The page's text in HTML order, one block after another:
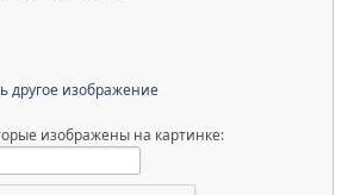
другое изображение
изображены на картинке: